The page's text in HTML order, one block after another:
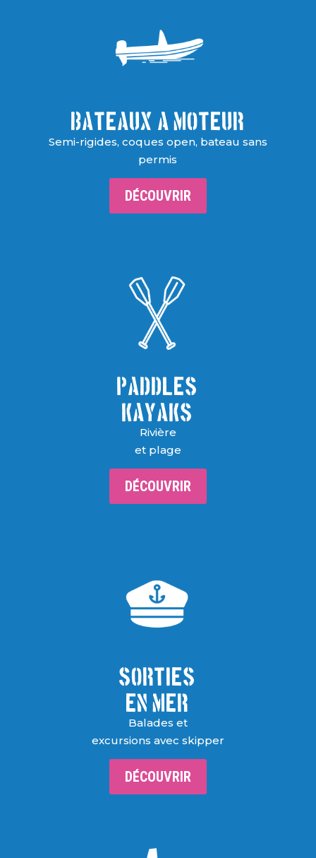
Bateaux A MOTEUR
Semi-rigides, coques open, bateau sans
permis
DÉCOUVRIR
PADDLES
KAYAKS
Rivière
et plage
DÉCOUVRIR
SORTIES
EN MER
Balades et
excursions avec skipper
DÉCOUVRIR